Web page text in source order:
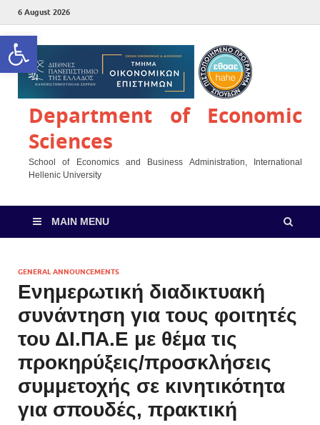
Open toolbar
6 August 2026
Department of Economic
Sciences
School of Economics and Business Administration, International
Hellenic University
MAIN MENU
GENERAL ANNOUNCEMENTS
Ενημερωτική διαδικτυακή
συνάντηση για τους φοιτητές
του ΔΙ.ΠΑ.Ε με θέμα τις
προκηρύξεις/προσκλήσεις
συμμετοχής σε κινητικότητα
για σπουδές, πρακτική